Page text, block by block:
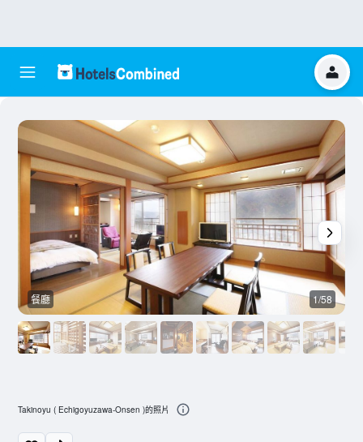
餐廳 1/58
Takinoyu ( Echigoyuzawa-Onsen )的照片